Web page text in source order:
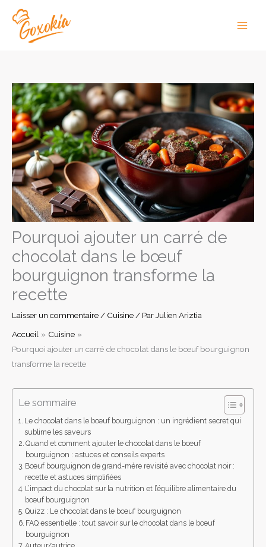
contenu
Pourquoi ajouter un carré de
chocolat dans le bœuf
bourguignon transforme la
recette
Laisser un commentaire/ Cuisine/ ParJulien Ariztia
Accueil
Cuisine
Pourquoi ajouter un carré de chocolat dans le bœuf bourguignon
transforme la recette
Le sommaire
Le chocolat dans le bœuf bourguignon : un ingrédient secret qui
sublime les saveurs
Quand et comment ajouter le chocolat dans le bœuf
bourguignon : astuces et conseils experts
Bœuf bourguignon de grand-mère revisité avec chocolat noir :
recette et astuces simplifiées
L’impact du chocolat sur la nutrition et l’équilibre alimentaire du
bœuf bourguignon
Quizz : Le chocolat dans le bœuf bourguignon
FAQ essentielle : tout savoir sur le chocolat dans le bœuf
bourguignon